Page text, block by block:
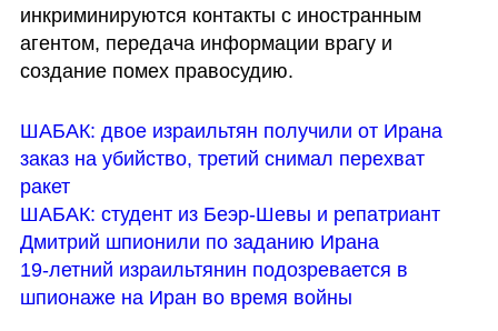
инкриминируются контакты с иностранным
агентом, передача информации врагу и
создание помех правосудию.
ШАБАК: двое израильтян получили от Ирана
заказ на убийство, третий снимал перехват
ракет
ШАБАК: студент из Беэр-Шевы и репатриант
Дмитрий шпионили по заданию Ирана
19-летний израильтянин подозревается в
шпионаже на Иран во время войны